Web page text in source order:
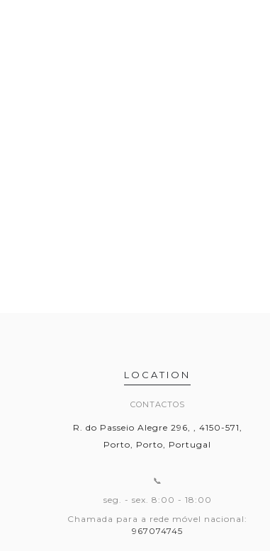
LOCATION
CONTACTOS
R. do Passeio Alegre 296, , 4150-571,
Porto, Porto, Portugal
📞
seg. - sex. 8:00 - 18:00
Chamada para a rede móvel nacional:
967074745